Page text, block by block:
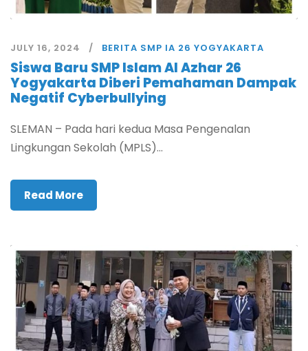
JULY 16, 2024 BERITA SMP IA 26 YOGYAKARTA
Siswa Baru SMP Islam Al Azhar 26
Yogyakarta Diberi Pemahaman Dampak
Negatif Cyberbullying
SLEMAN – Pada hari kedua Masa Pengenalan
Lingkungan Sekolah (MPLS)...
Read More